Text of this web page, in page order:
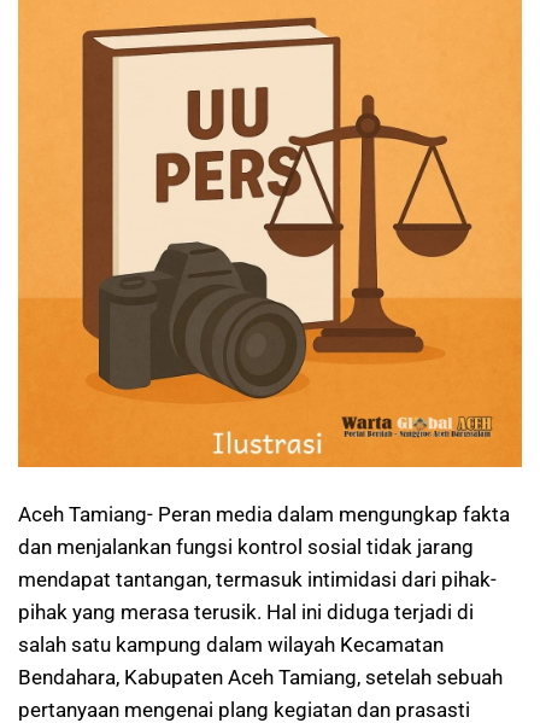
Aceh Tamiang- Peran media dalam mengungkap fakta
dan menjalankan fungsi kontrol sosial tidak jarang
mendapat tantangan, termasuk intimidasi dari pihak-
pihak yang merasa terusik. Hal ini diduga terjadi di
salah satu kampung dalam wilayah Kecamatan
Bendahara, Kabupaten Aceh Tamiang, setelah sebuah
pertanyaan mengenai plang kegiatan dan prasasti